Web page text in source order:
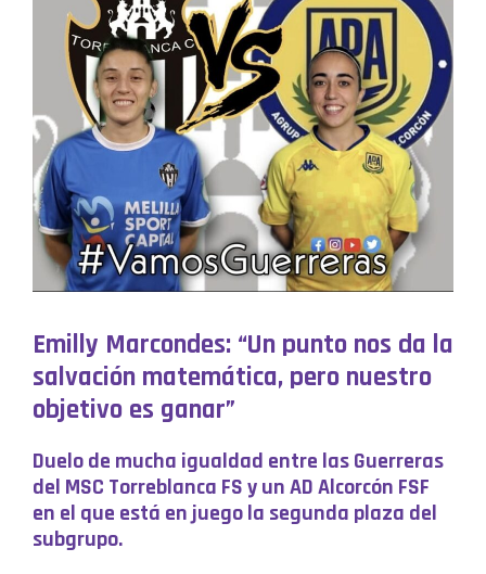
Emilly Marcondes: “Un punto nos da la
salvación matemática, pero nuestro
objetivo es ganar”
Duelo de mucha igualdad entre las Guerreras
del MSC Torreblanca FS y un AD Alcorcón FSF
en el que está en juego la segunda plaza del
subgrupo.